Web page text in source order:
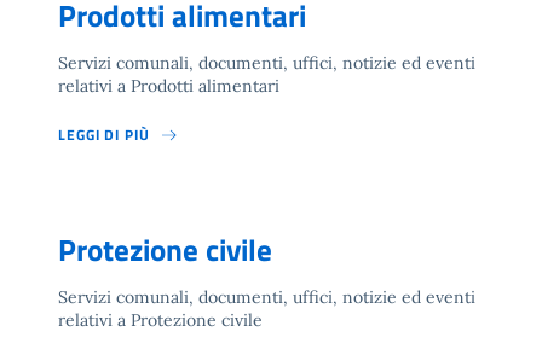
Prodotti alimentari
Servizi comunali, documenti, uffici, notizie ed eventi
relativi a Prodotti alimentari
LEGGI DI PIÙ
Protezione civile
Servizi comunali, documenti, uffici, notizie ed eventi
relativi a Protezione civile